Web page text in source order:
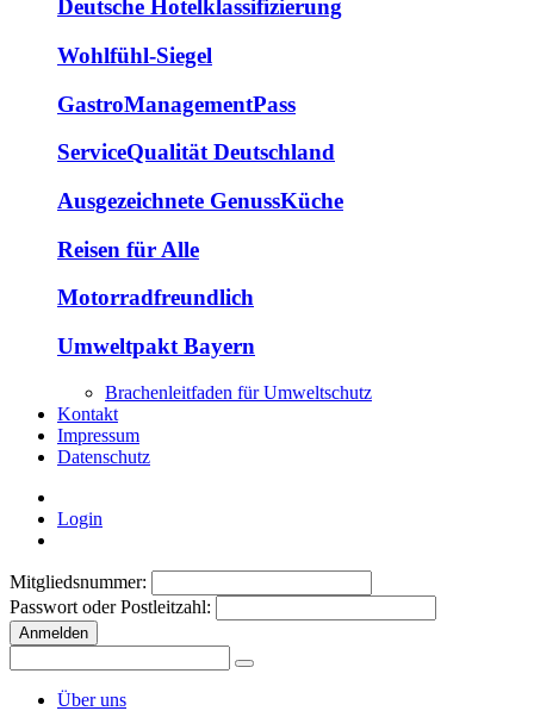
Deutsche Hotelklassifizierung
Wohlfühl-Siegel
GastroManagementPass
ServiceQualität Deutschland
Ausgezeichnete GenussKüche
Reisen für Alle
Motorradfreundlich
Umweltpakt Bayern
Brachenleitfaden für Umweltschutz
Kontakt
Impressum
Datenschutz
Login
Mitgliedsnummer:
Passwort oder Postleitzahl:
Anmelden
Über uns